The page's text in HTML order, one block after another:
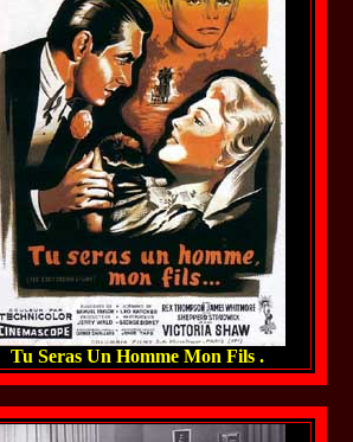
Tu Seras Un Homme Mon Fils .